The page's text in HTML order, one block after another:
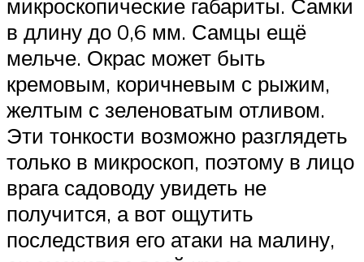
микроскопические габариты. Самки
в длину до 0,6 мм. Самцы ещё
мельче. Окрас может быть
кремовым, коричневым с рыжим,
желтым с зеленоватым отливом.
Эти тонкости возможно разглядеть
только в микроскоп, поэтому в лицо
врага садоводу увидеть не
получится, а вот ощутить
последствия его атаки на малину,